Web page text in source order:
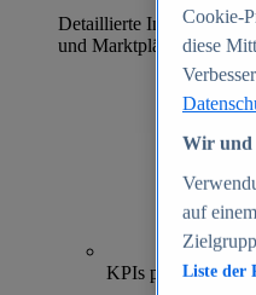
Detaillierte
und Marktplätzen
KPIs pro Shop
Cookie-
diese
Wir und
auf
Liste der